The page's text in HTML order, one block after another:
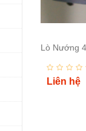
Lò Nướng
Liên hệ